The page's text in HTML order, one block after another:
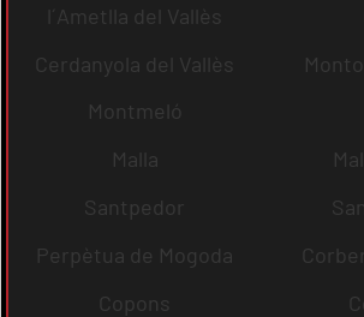
l´Ametlla del Vallès
Cerdanyola del Vallès
Montmeló
Malla
Santpedor
Perpètua de Mogoda
Copons